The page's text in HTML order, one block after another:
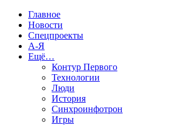
Главное
Новости
Спецпроекты
А-Я
Ещё…
Контур Первого
Технологии
Люди
История
Синхроинфотрон
Игры